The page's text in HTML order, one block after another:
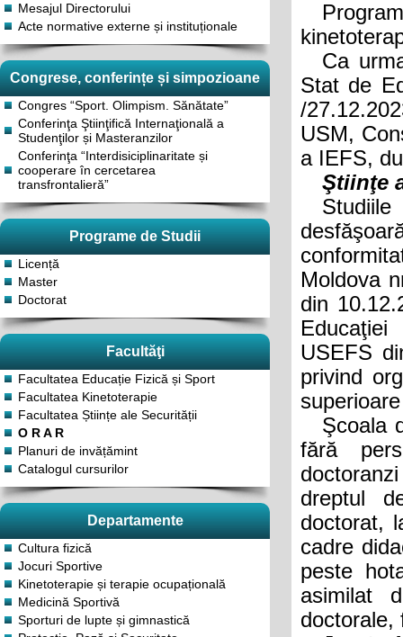
Mesajul Directorului
Acte normative externe și instituționale
Congrese, conferințe și simpozioane
Congres “Sport. Olimpism. Sănătate”
Conferinţa Ştiinţifică Internaţională a
Studenţilor și Masteranzilor
Conferinţa “Interdisiciplinaritate și
cooperare în cercetarea
transfrontalieră”
Programe de Studii
Licență
Master
Doctorat
Facultăţi
Facultatea Educație Fizică și Sport
Facultatea Kinetoterapie
Facultatea Științe ale Securității
O R A R
Planuri de invățămint
Catalogul cursurilor
Departamente
Cultura fizică
Jocuri Sportive
Kinetoterapie și terapie ocupațională
Medicină Sportivă
Sporturi de lupte și gimnastică
Ca
Stat de
/
USM,
a IEFS,
Ştiinţe
Moldova
din
Educaţiei
USEFS
privind
Şcoala
fără
dreptul
doctorat,
cadre
peste
asimilat
doctorale,